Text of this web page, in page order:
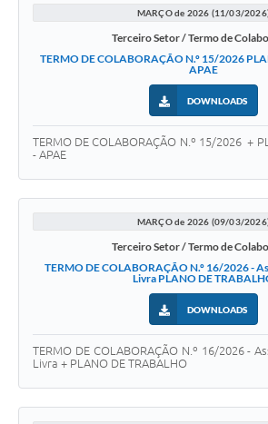
MARÇO de 2026 (11/03/
Terceiro Setor / Termo de
TERMO DE COLABORAÇÃO N.º 15/2026
APAE
DOWNLOADS
TERMO DE COLABORAÇÃO N.º 15/2026 +
- APAE
MARÇO de 2026 (09/03/
Terceiro Setor / Termo de
TERMO DE COLABORAÇÃO N.º 16/2026 -
Livra PLANO DE
DOWNLOADS
TERMO DE COLABORAÇÃO N.º 16/2026 -
Livra + PLANO DE TRABALHO